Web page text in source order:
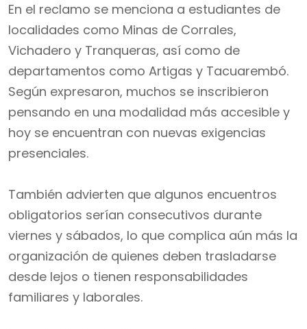
En el reclamo se menciona a estudiantes de
localidades como Minas de Corrales,
Vichadero y Tranqueras, así como de
departamentos como Artigas y Tacuarembó.
Según expresaron, muchos se inscribieron
pensando en una modalidad más accesible y
hoy se encuentran con nuevas exigencias
presenciales.
También advierten que algunos encuentros
obligatorios serían consecutivos durante
viernes y sábados, lo que complica aún más la
organización de quienes deben trasladarse
desde lejos o tienen responsabilidades
familiares y laborales.